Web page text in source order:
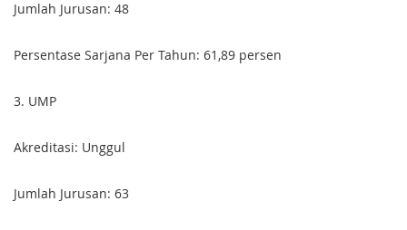
Jumlah Jurusan: 48
Persentase Sarjana Per Tahun: 61,89 persen
3. UMP
Akreditasi: Unggul
Jumlah Jurusan: 63